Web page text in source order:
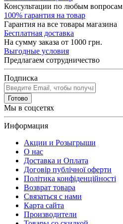
Консультации по любым вопросам
100% гарантия на товар
Гарантия на все товары магазина
Бесплатная доставка
На сумму заказа от 1000 грн.
Выгодные условия
Предлагаем сотрудничество
Подписка
Готово
Мы в соцсетях
Информация
Акции и Розыгрыши
О нас
Доставка и Оплата
Договір публічної оферти
Політика конфіденційності
Возврат товара
Связаться с нами
Карта сайта
Производители